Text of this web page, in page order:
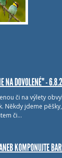
NA DOVOLENÉ" -
či na výlety
Někdy jdeme
či…
KOMPONUJTE